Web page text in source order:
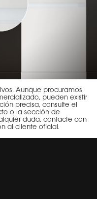
Aunque procuramos
pueden existir
precisa, consulte el
o la sección de
duda, contacte con
al cliente oficial.